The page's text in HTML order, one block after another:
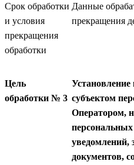
Срок обработки
и условия
прекращения
обработки
Данные
прекращения
Цель
обработки № 3 субъектом
Оператором,
уведомлений,
документов,